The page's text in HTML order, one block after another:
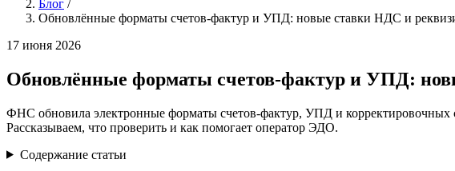
Блог /
Обновлённые форматы счетов-фактур и УПД: новые ставки НДС и
17 июня 2026
Обновлённые форматы счетов-фактур и УПД:
ФНС обновила электронные форматы счетов-фактур, УПД и корректировочных
Рассказываем, что проверить и как помогает оператор ЭДО.
Содержание статьи